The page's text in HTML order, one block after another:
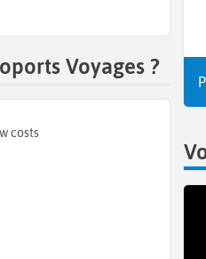
Voyages ?
costs